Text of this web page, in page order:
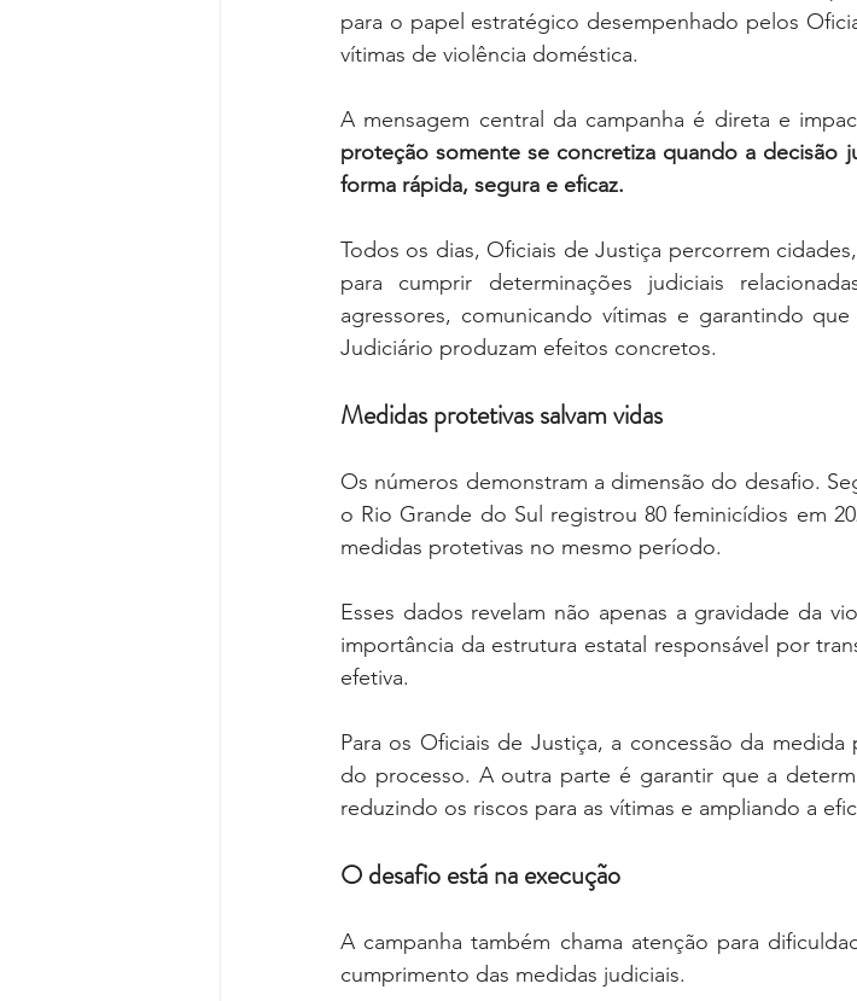
para o papel estratégico desempenhado pelos
vítimas de violência doméstica.
A mensagem central da campanha é direta e
proteção somente se concretiza quando a decisão
forma rápida, segura e eficaz.
Todos os dias, Oficiais de Justiça percorrem
para cumprir determinações judiciais
agressores, comunicando vítimas e garantindo
Judiciário produzam efeitos concretos.
Medidas protetivas salvam vidas
Os números demonstram a dimensão do desafio.
o Rio Grande do Sul registrou 80 feminicídios em
medidas protetivas no mesmo período.
Esses dados revelam não apenas a gravidade da
importância da estrutura estatal responsável por
efetiva.
Para os Oficiais de Justiça, a concessão da
do processo. A outra parte é garantir que a
reduzindo os riscos para as vítimas e ampliando a
O desafio está na execução
A campanha também chama atenção para
cumprimento das medidas judiciais.